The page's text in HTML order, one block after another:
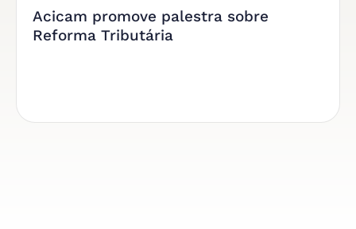
Acicam promove palestra sobre
Reforma Tributária